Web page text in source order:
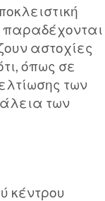
παραδέχονται
αστοχίες
όπως σε
των
των
κέντρου